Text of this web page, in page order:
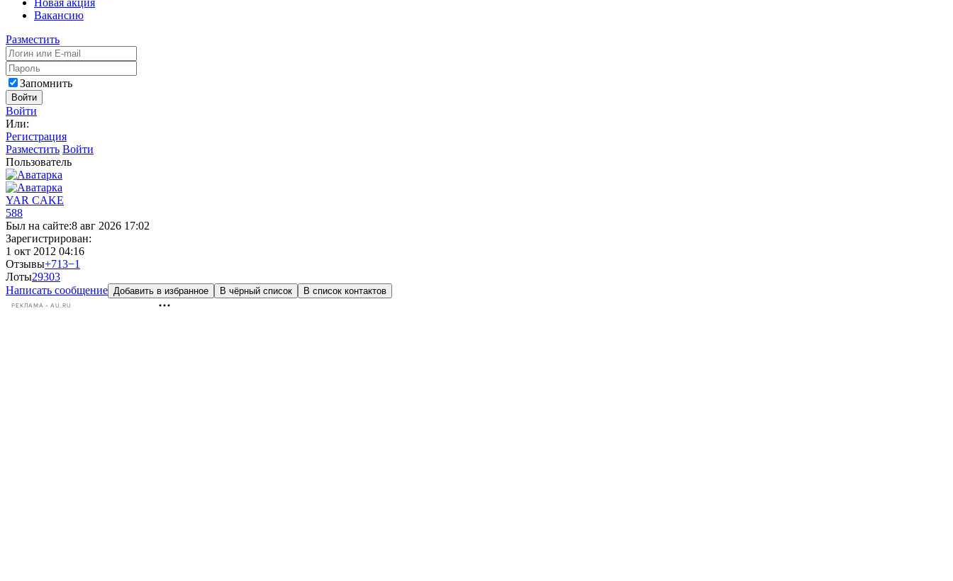
Новая акция
Вакансию
Разместить
Запомнить
Войти
Войти
Или:
Регистрация
Разместить Войти
Пользователь
YAR CAKE
588
Был на сайте:8 авг 2026 17:02
Зарегистрирован:
1 окт 2012 04:16
Отзывы+713−1
Лоты29303
Написать сообщение Добавить в избранное В чёрный список В список контактов
РЕКЛАМА • AU.RU